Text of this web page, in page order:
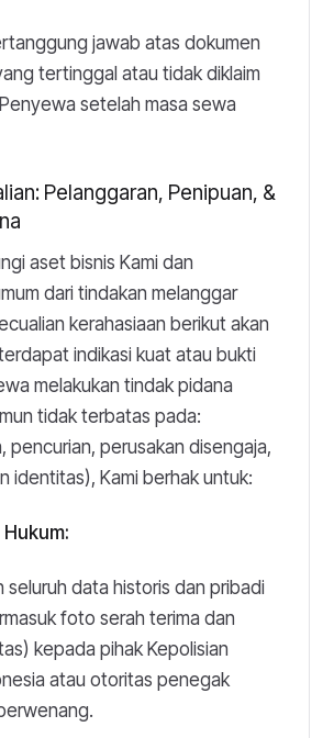
jawab atas dokumen
tertinggal atau tidak diklaim
setelah masa sewa
Pelanggaran, Penipuan, &
aset bisnis Kami dan
dari tindakan melanggar
kerahasiaan berikut akan
indikasi kuat atau bukti
melakukan tindak pidana
tidak terbatas pada:
pencurian, perusakan disengaja,
identitas), Kami berhak untuk:
seluruh data historis dan pribadi
foto serah terima dan
kepada pihak Kepolisian
atau otoritas penegak